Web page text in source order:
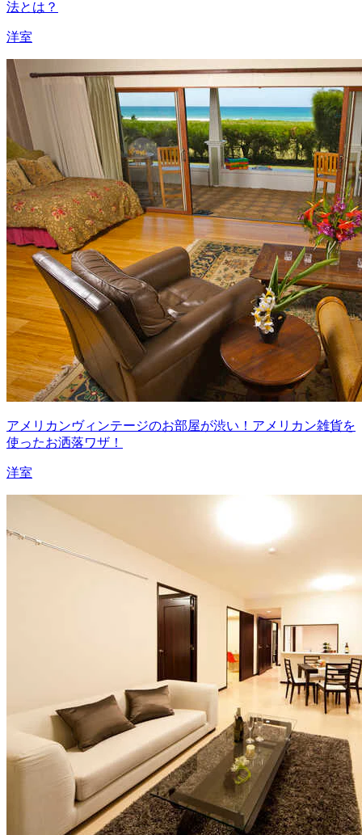
法とは？
洋室
アメリカンヴィンテージのお部屋が渋い！アメリカン雑貨を
使ったお洒落ワザ！
洋室